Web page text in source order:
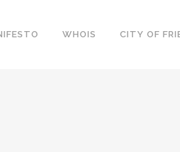
WHOIS CITY OF